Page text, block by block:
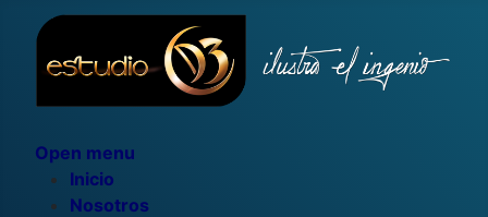
Open menu
Inicio
Nosotros